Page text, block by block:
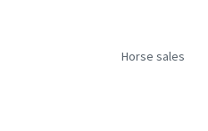
Horse sales